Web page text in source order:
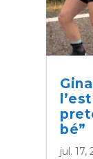
bé”
jul. 17,